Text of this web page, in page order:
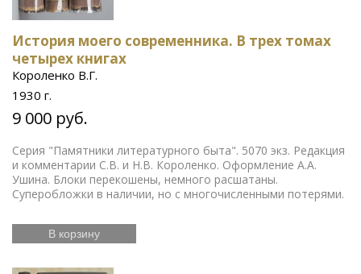
История моего современника. В трех томах
четырех книгах
Короленко В.Г.
1930 г.
9 000 руб.
Серия "Памятники литературного быта". 5070 экз. Редакция
и комментарии С.В. и Н.В. Короленко. Оформление А.А.
Ушина. Блоки перекошены, немного расшатаны.
Суперобложки в наличии, но с многочисленными потерями.
В корзину